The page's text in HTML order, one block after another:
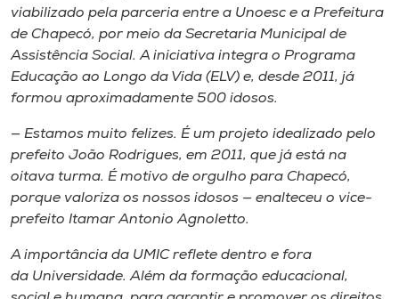
viabilizado pela parceria entre a Unoesc e a Prefeitura
de Chapecó, por meio da Secretaria Municipal de
Assistência Social. A iniciativa integra o Programa
Educação ao Longo da Vida (ELV) e, desde 2011, já
formou aproximadamente 500 idosos.
— Estamos muito felizes. É um projeto idealizado pelo
prefeito João Rodrigues, em 2011, que já está na
oitava turma. É motivo de orgulho para Chapecó,
porque valoriza os nossos idosos — enalteceu o vice-
prefeito Itamar Antonio Agnoletto.
A importância da UMIC reflete dentro e fora
da Universidade. Além da formação educacional,